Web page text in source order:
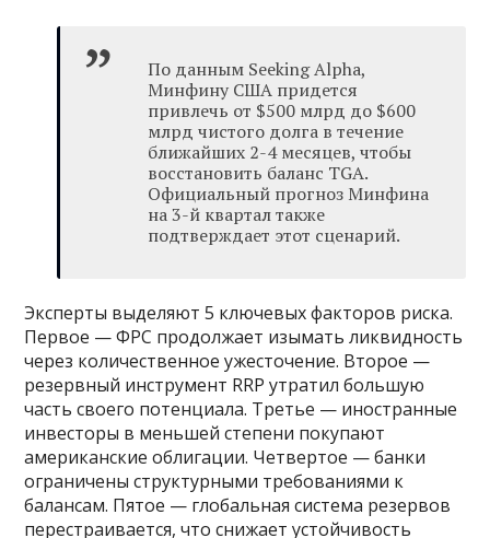
По данным Seeking Alpha,
Минфину США придется
привлечь от $500 млрд до $600
млрд чистого долга в течение
ближайших 2-4 месяцев, чтобы
восстановить баланс TGA.
Официальный прогноз Минфина
на 3-й квартал также
подтверждает этот сценарий.
Эксперты выделяют 5 ключевых факторов риска.
Первое — ФРС продолжает изымать ликвидность
через количественное ужесточение. Второе —
резервный инструмент RRP утратил большую
часть своего потенциала. Третье — иностранные
инвесторы в меньшей степени покупают
американские облигации. Четвертое — банки
ограничены структурными требованиями к
балансам. Пятое — глобальная система резервов
перестраивается, что снижает устойчивость